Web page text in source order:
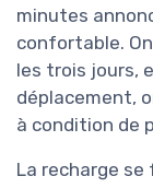
minutes
confortable.
les trois jours,
déplacement,
à condition de
La recharge se